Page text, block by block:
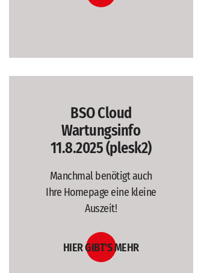
BSO Cloud
Wartungsinfo
11.8.2025 (plesk2)
Manchmal benötigt auch
Ihre Homepage eine kleine
Auszeit!
HIER GIBT'S MEHR